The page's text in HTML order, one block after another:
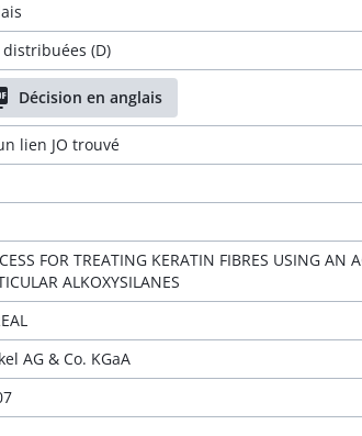
(D)
Décision en anglais
lien JO trouvé
FOR TREATING KERATIN FIBRES USING
ALKOXYSILANES
AG & Co. KGaA